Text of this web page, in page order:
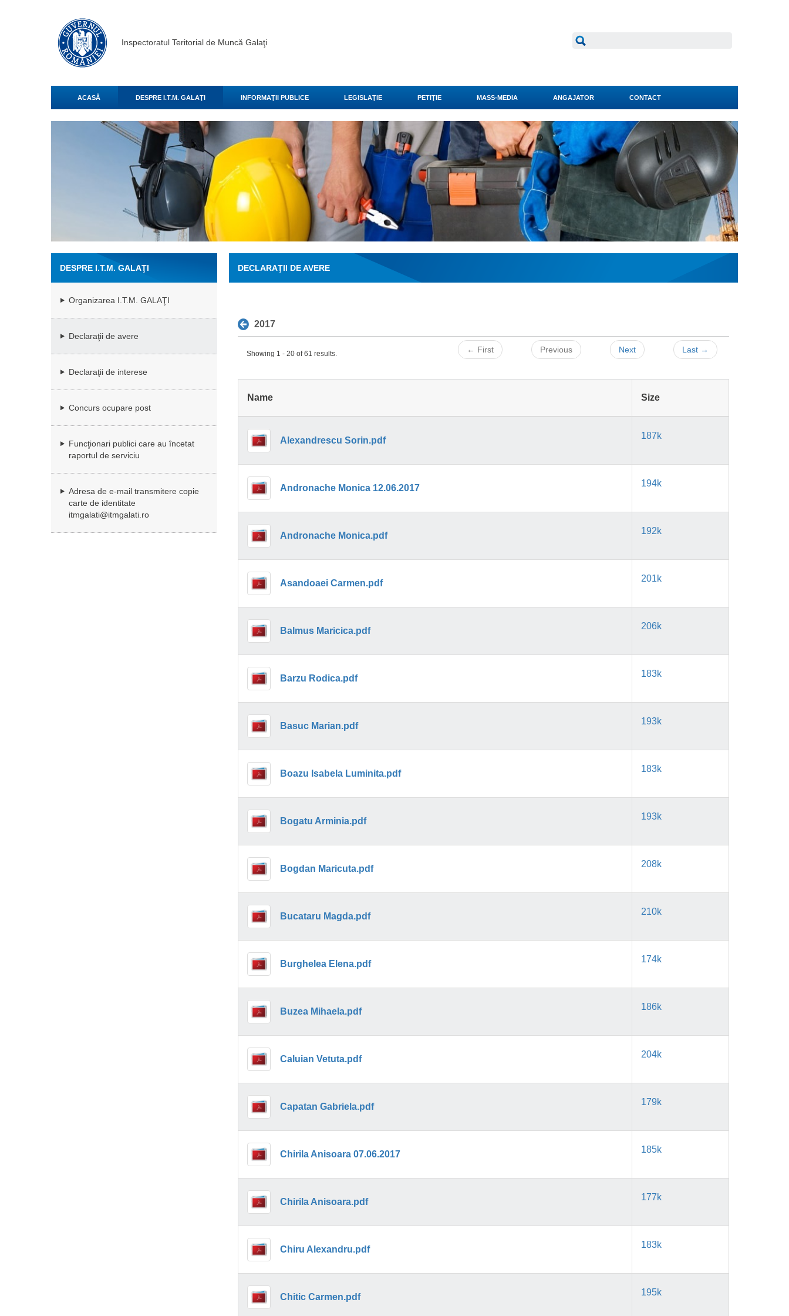
Inspectoratul Teritorial de Muncă Galaţi
ACASĂ DESPRE I.T.M. GALAŢI INFORMAŢII PUBLICE LEGISLAŢIE PETIŢIE MASS-MEDIA ANGAJATOR CONTACT
DESPRE I.T.M. GALAŢI
Organizarea I.T.M. GALAŢI
Declaraţii de avere
Declaraţii de interese
Concurs ocupare post
Funcţionari publici care au încetat
raportul de serviciu
Adresa de e-mail transmitere copie
carte de identitate
itmgalati@itmgalati.ro
DECLARAŢII DE AVERE
2017
Showing 1 - 20 of 61 results. ← First Previous Next Last →
Name Size
Alexandrescu Sorin.pdf 187k
Andronache Monica 12.06.2017 194k
Andronache Monica.pdf 192k
Asandoaei Carmen.pdf 201k
Balmus Maricica.pdf 206k
Barzu Rodica.pdf 183k
Basuc Marian.pdf 193k
Boazu Isabela Luminita.pdf 183k
Bogatu Arminia.pdf 193k
Bogdan Maricuta.pdf 208k
Bucataru Magda.pdf 210k
Burghelea Elena.pdf 174k
Buzea Mihaela.pdf 186k
Caluian Vetuta.pdf 204k
Capatan Gabriela.pdf 179k
Chirila Anisoara 07.06.2017 185k
Chirila Anisoara.pdf 177k
Chiru Alexandru.pdf 183k
Chitic Carmen.pdf 195k